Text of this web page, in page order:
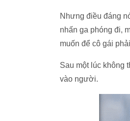
Nhưng điều đáng
nhấn ga phóng đi,
muốn để cô gái
Sau một lúc không
vào người.